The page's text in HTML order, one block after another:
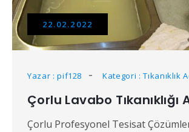
22.02.2022
Yazar : pif128 Kategori : Tıkanıklık
Çorlu Lavabo Tıkanıklığı
Çorlu Profesyonel Tesisat Çözümleri